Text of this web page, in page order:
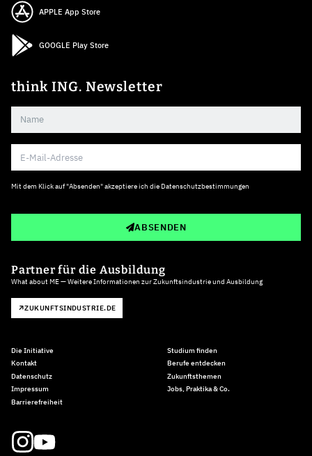
APPLE App Store
GOOGLE Play Store
think ING. Newsletter
Mit dem Klick auf "Absenden" akzeptiere ich die Datenschutzbestimmungen
ABSENDEN
Partner für die Ausbildung
What about ME — Weitere Informationen zur Zukunftsindustrie und Ausbildung
ZUKUNFTSINDUSTRIE.DE
Die Initiative
Kontakt
Datenschutz
Impressum
Barrierefreiheit
Studium finden
Berufe entdecken
Zukunftsthemen
Jobs, Praktika & Co.